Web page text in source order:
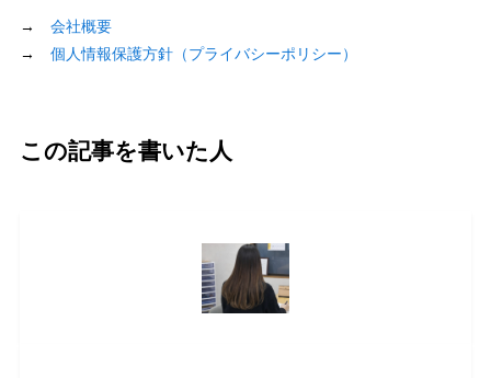
→ 会社概要
→ 個人情報保護方針（プライバシーポリシー）
この記事を書いた人